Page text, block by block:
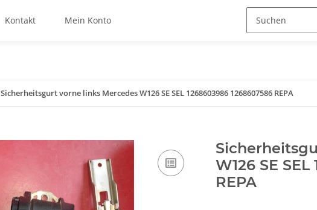
Kontakt Mein Konto
Sicherheitsgurt vorne links Mercedes W126 SE SEL 1268603986 1268607586 REPA
W126 SE
REPA